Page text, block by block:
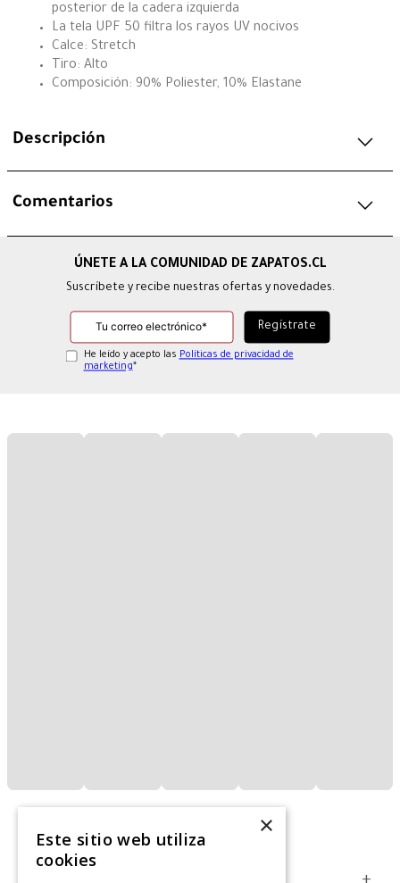
posterior de la cadera izquierda
La tela UPF 50 filtra los rayos UV nocivos
Calce: Stretch
Tiro: Alto
Composición: 90% Poliester, 10% Elastane
Descripción
Comentarios
Suscríbete y recibe nuestras ofertas y novedades.
He leído y acepto las Políticas de privacidad de
marketing*
×
Este sitio web utiliza
cookies